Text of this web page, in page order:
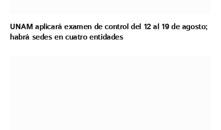
UNAM aplicará examen de control del 12 al 19 de agosto;
habrá sedes en cuatro entidades